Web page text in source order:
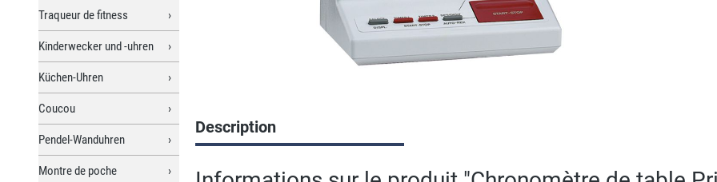
Traqueur de fitness
Kinderwecker und -uhren
Küchen-Uhren
Coucou
Pendel-Wanduhren
Montre de poche
Description